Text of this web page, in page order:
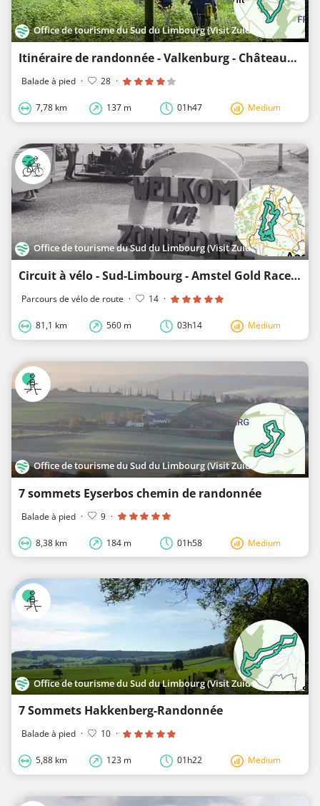
Office de tourisme du Sud du Limbourg (Visit Zuid-Limburg)
Itinéraire de randonnée - Valkenburg - Châteaux dans la vallée de la Geul
Balade à pied · 28 ·
7,78 km 137 m 01h47 Medium
Office de tourisme du Sud du Limbourg (Visit Zuid-Limburg)
Circuit à vélo - Sud-Limbourg - Amstel Gold Race 365 - Boucle 1
Parcours de vélo de route · 14 ·
81,1 km 560 m 03h14 Medium
Office de tourisme du Sud du Limbourg (Visit Zuid-Limburg)
7 sommets Eyserbos chemin de randonnée
Balade à pied · 9 ·
8,38 km 184 m 01h58 Medium
Office de tourisme du Sud du Limbourg (Visit Zuid-Limburg)
7 Sommets Hakkenberg-Randonnée
Balade à pied · 10 ·
5,88 km 123 m 01h22 Medium